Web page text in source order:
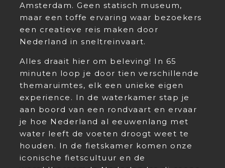
Amsterdam. Geen statisch museum,
maar een toffe ervaring waar bezoekers
een creatieve reis maken door
Nederland in sneltreinvaart.
Alles draait hier om beleving! In 65
minuten loop je door tien verschillende
themaruimtes, elk een unieke eigen
experience. In de waterkamer stap je
aan boord van een rondvaart en ervaar
je hoe Nederland al eeuwenlang met
water leeft de voeten droogt weet te
houden. In de fietskamer komen onze
iconische fietscultuur en de